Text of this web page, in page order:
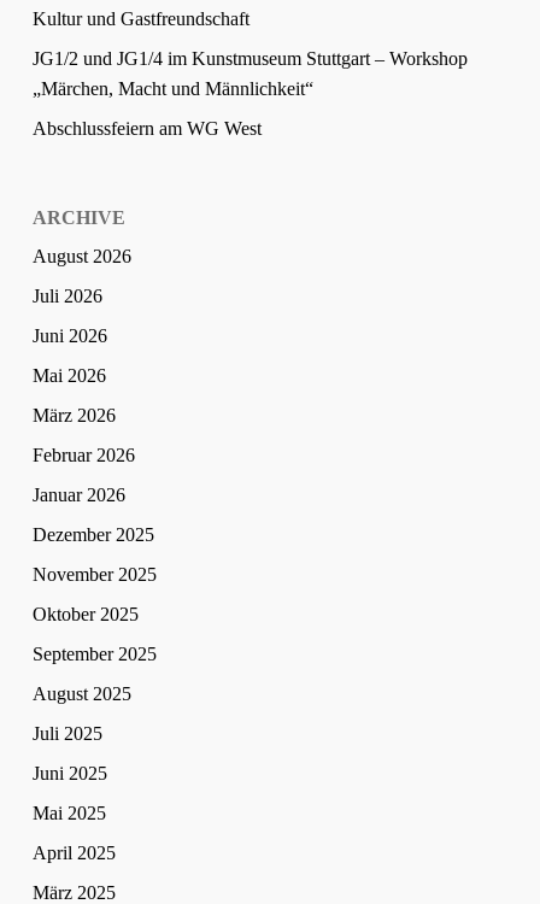
Kultur und Gastfreundschaft
JG1/2 und JG1/4 im Kunstmuseum Stuttgart – Workshop
„Märchen, Macht und Männlichkeit“
Abschlussfeiern am WG West
ARCHIVE
August 2026
Juli 2026
Juni 2026
Mai 2026
März 2026
Februar 2026
Januar 2026
Dezember 2025
November 2025
Oktober 2025
September 2025
August 2025
Juli 2025
Juni 2025
Mai 2025
April 2025
März 2025